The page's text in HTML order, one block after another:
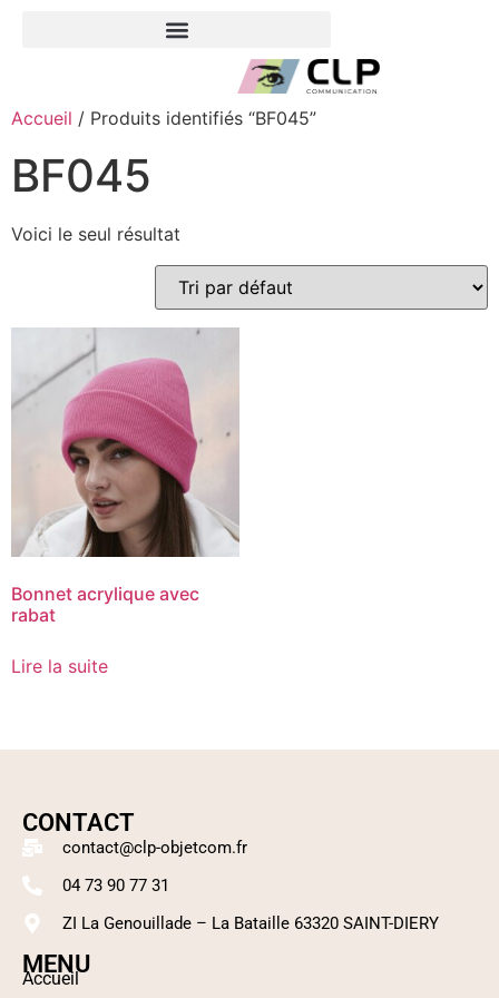
Accueil / Produits identifiés “BF045”
BF045
Voici le seul résultat
Bonnet acrylique avec
rabat
Lire la suite
MENU
Accueil
CONTACT
contact@clp-objetcom.fr
04 73 90 77 31
ZI La Genouillade – La Bataille 63320 SAINT-DIERY